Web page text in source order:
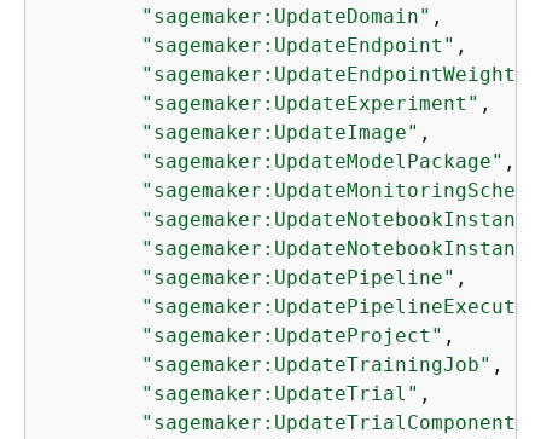
"sagemaker:UpdateDomain" ,
"sagemaker:UpdateEndpoint" ,
"sagemaker:UpdateExperiment" ,
"sagemaker:UpdateImage" ,
"sagemaker:UpdateModelPackage" ,
"sagemaker:UpdatePipeline" ,
"sagemaker:UpdateProject" ,
"sagemaker:UpdateTrainingJob" ,
"sagemaker:UpdateTrial" ,
"sagemaker:UpdateTrialComponent"